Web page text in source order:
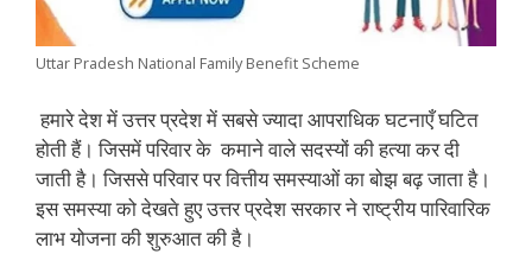
Uttar Pradesh National Family Benefit Scheme
हमारे देश में उत्तर प्रदेश में सबसे ज्यादा आपराधिक घटनाएँ घटित
होती हैं। जिसमें परिवार के कमाने वाले सदस्यों की हत्या कर दी
जाती है। जिससे परिवार पर वित्तीय समस्याओं का बोझ बढ़ जाता है।
इस समस्या को देखते हुए उत्तर प्रदेश सरकार ने राष्ट्रीय पारिवारिक
लाभ योजना की शुरुआत की है।